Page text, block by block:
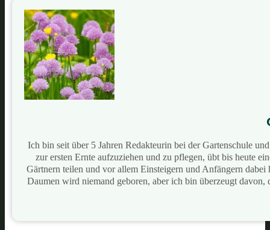
Ich bin seit über 5 Jahren Redakteurin bei der Gartenschule
zur ersten Ernte aufzuziehen und zu pflegen, übt bis heute
Gärtnern teilen und vor allem Einsteigern und Anfängern
Daumen wird niemand geboren, aber ich bin überzeugt